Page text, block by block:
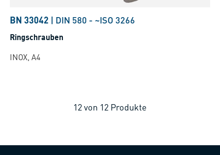
BN 33042 | DIN 580 - ~ISO 3266
Ringschrauben
INOX, A4
12von 12 Produkte